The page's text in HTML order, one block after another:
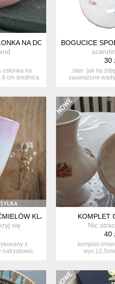
NA DONICZKĘ * DONICZKA *
na
cm średnica
BOGUCICE
30
stan jak na
zauważone
KLASYK PRL
się
z
KOMPLET
Nic
40
komplet